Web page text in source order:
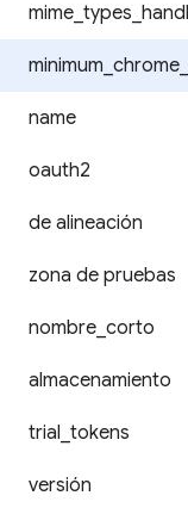
mime types
minimum chrome
name
oauth2
de alineación
zona de pruebas
nombre corto
almacenamiento
trial tokens
versión